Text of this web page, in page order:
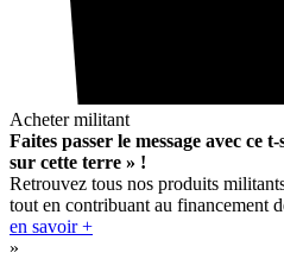
Acheter militant
Faites passer le message avec ce
sur cette terre » !
Retrouvez tous nos produits
tout en contribuant au financement
en savoir +
»